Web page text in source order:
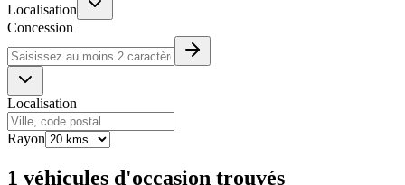
Localisation
Concession
Localisation
Rayon
1 véhicules d'occasion trouvés